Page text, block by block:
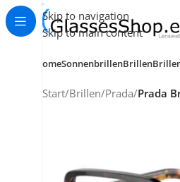
Skip to navigation
Skip to main content
HomeSonnenbrillenBrillen
Start/Brillen/Prada/Prada